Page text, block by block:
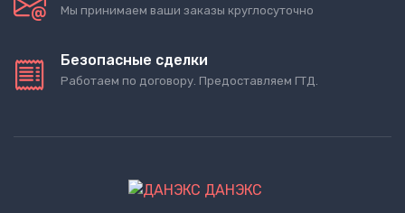
Мы принимаем ваши заказы круглосуточно
Безопасные сделки
Работаем по договору. Предоставляем ГТД.
ДАНЭКС